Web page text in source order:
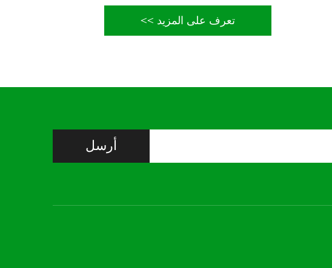
تعرف على المزيد >>
أرسل